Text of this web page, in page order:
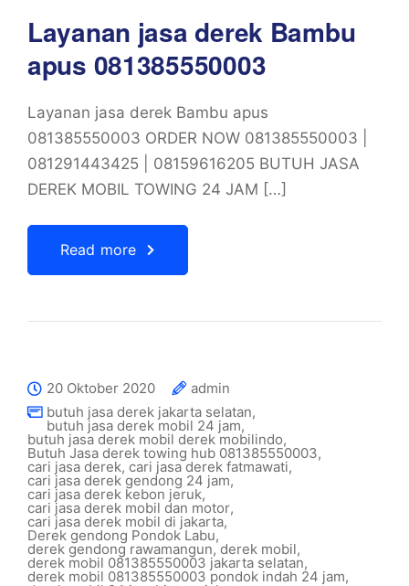
Layanan jasa derek Bambu
apus 081385550003
Layanan jasa derek Bambu apus
081385550003 ORDER NOW 081385550003 |
081291443425 | 08159616205 BUTUH JASA
DEREK MOBIL TOWING 24 JAM […]
Read more
20 Oktober 2020
admin
butuh jasa derek jakarta selatan,
butuh jasa derek mobil 24 jam,
butuh jasa derek mobil derek mobilindo,
Butuh Jasa derek towing hub 081385550003,
cari jasa derek, cari jasa derek fatmawati,
cari jasa derek gendong 24 jam,
cari jasa derek kebon jeruk,
cari jasa derek mobil dan motor,
cari jasa derek mobil di jakarta,
Derek gendong Pondok Labu,
derek gendong rawamangun,derek mobil,
derek mobil 081385550003 jakarta selatan,
derek mobil 081385550003 pondok indah 24 jam,